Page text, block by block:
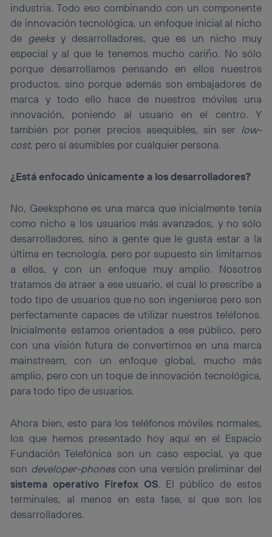
industria. Todo eso combinando con un componente
de innovación tecnológica, un enfoque inicial al nicho
de geeksy desarrolladores, que es un nicho muy
especial y al que le tenemos mucho cariño. No sólo
porque desarrollamos pensando en ellos nuestros
productos, sino porque además son embajadores de
marca y todo ello hace de nuestros móviles una
innovación, poniendo al usuario en el centro. Y
también por poner precios asequibles, sin ser low-
cost, pero sí asumibles por cualquier persona.
¿Está enfocado únicamente a los desarrolladores?
No, Geeksphone es una marca que inicialmente tenía
como nicho a los usuarios más avanzados, y no sólo
desarrolladores, sino a gente que le gusta estar a la
última en tecnología, pero por supuesto sin limitarnos
a ellos, y con un enfoque muy amplio. Nosotros
tratamos de atraer a ese usuario, el cual lo prescribe a
todo tipo de usuarios que no son ingenieros pero son
perfectamente capaces de utilizar nuestros teléfonos.
Inicialmente estamos orientados a ese público, pero
con una visión futura de convertirnos en una marca
mainstream, con un enfoque global, mucho más
amplio, pero con un toque de innovación tecnológica,
para todo tipo de usuarios.
Ahora bien, esto para los teléfonos móviles normales,
los que hemos presentado hoy aquí en el Espacio
Fundación Telefónica son un caso especial, ya que
son developer-phonescon una versión preliminar del
sistema operativo Firefox OS. El público de estos
terminales, al menos en esta fase, sí que son los
desarrolladores.
La tecnología Utiq está diseñada con la privacidad como
prioridad ofreciéndote elección y control.
La tecnología utiliza un identificador cifrado creado por tu
operadora de telefonía
, utilizando tu dirección IP y otra
información de la cuenta de cliente de
telecomunicaciones vinculada a la conexión que utilizas
(p. ej., número de teléfono móvil).
Este identificador se asigna a la conexión de internet, por
lo que cualquier persona que conecte su dispositivo y
consienta el uso de la tecnología recibirá el mismo
identificador. Típicamente:
Si utilizas unaconexión de banda ancha(p. ej., Wi-Fi),
actividades de navegación de los miembros del hogar
que hayan dado su consentimiento.
personalizado, ya que se basará únicamente en la
navegación del usuario del móvil.
Puedes gestionar los consentimientos Utiq seleccionando
“Administrar Utiq” en la parte inferior de esta página web o
portal de privacidad de Utiq
(“consenthub”)
. Para más información, consulta
la política de privacidad de Utiq.